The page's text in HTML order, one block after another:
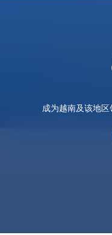
成为越南及该地